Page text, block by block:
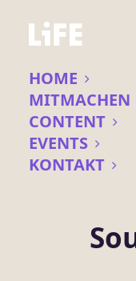
HOME
MITMACHEN
CONTENT
EVENTS
KONTAKT